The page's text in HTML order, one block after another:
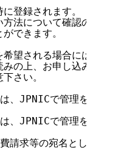
登録されます。
法について確認のお知ら
できます。
望される場合には、「本
の上、お申し込み下さい
さい。
、JPNICで管理を行ないま
、JPNICで管理を行ないま
請求等の宛名として使用い